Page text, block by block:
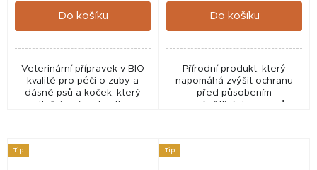
Do košíku
Veterinární přípravek v BIO
kvalitě pro péči o zuby a
dásně psů a koček, který
potlačuje zápach z tlamy,
Do košíku
Přírodní produkt, který
napomáhá zvýšit ochranu
před působením
prozánětlivých enzymů,
Tip Tip